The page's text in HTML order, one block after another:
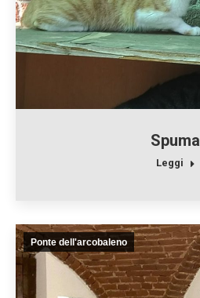
Spuma
Leggi
Ponte dell'arcobaleno